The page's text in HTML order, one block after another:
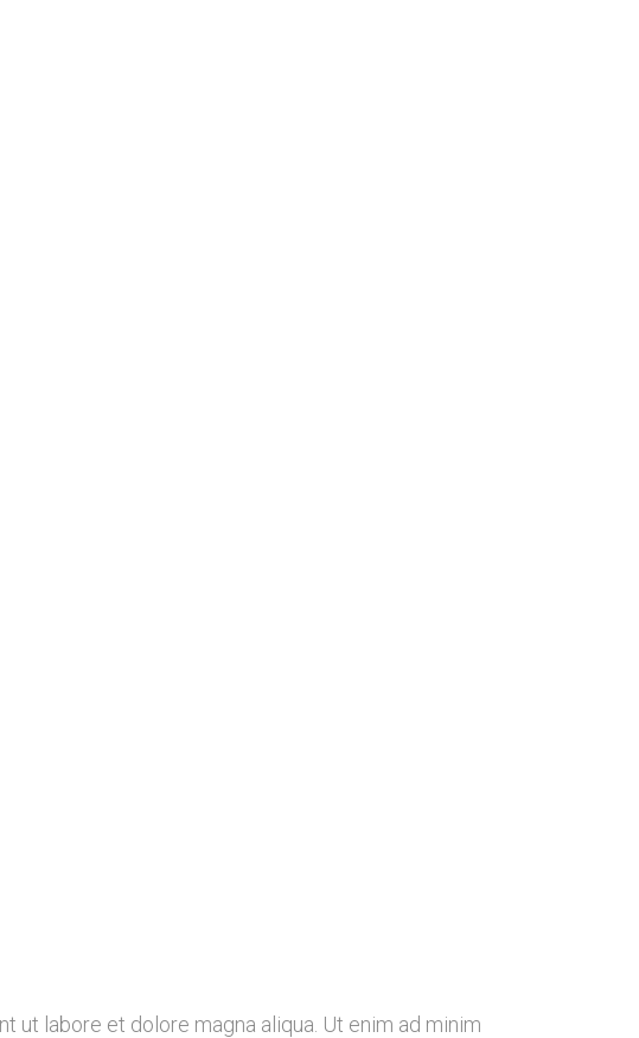
labore et dolore magna aliqua. Ut enim ad minim